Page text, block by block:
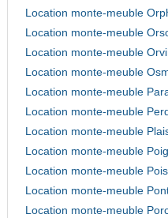
Location monte-meuble
Location monte-meuble
Location monte-meuble
Location monte-meuble
Location monte-meuble
Location monte-meuble
Location monte-meuble
Location monte-meuble
Location monte-meuble
Location monte-meuble
Location monte-meuble